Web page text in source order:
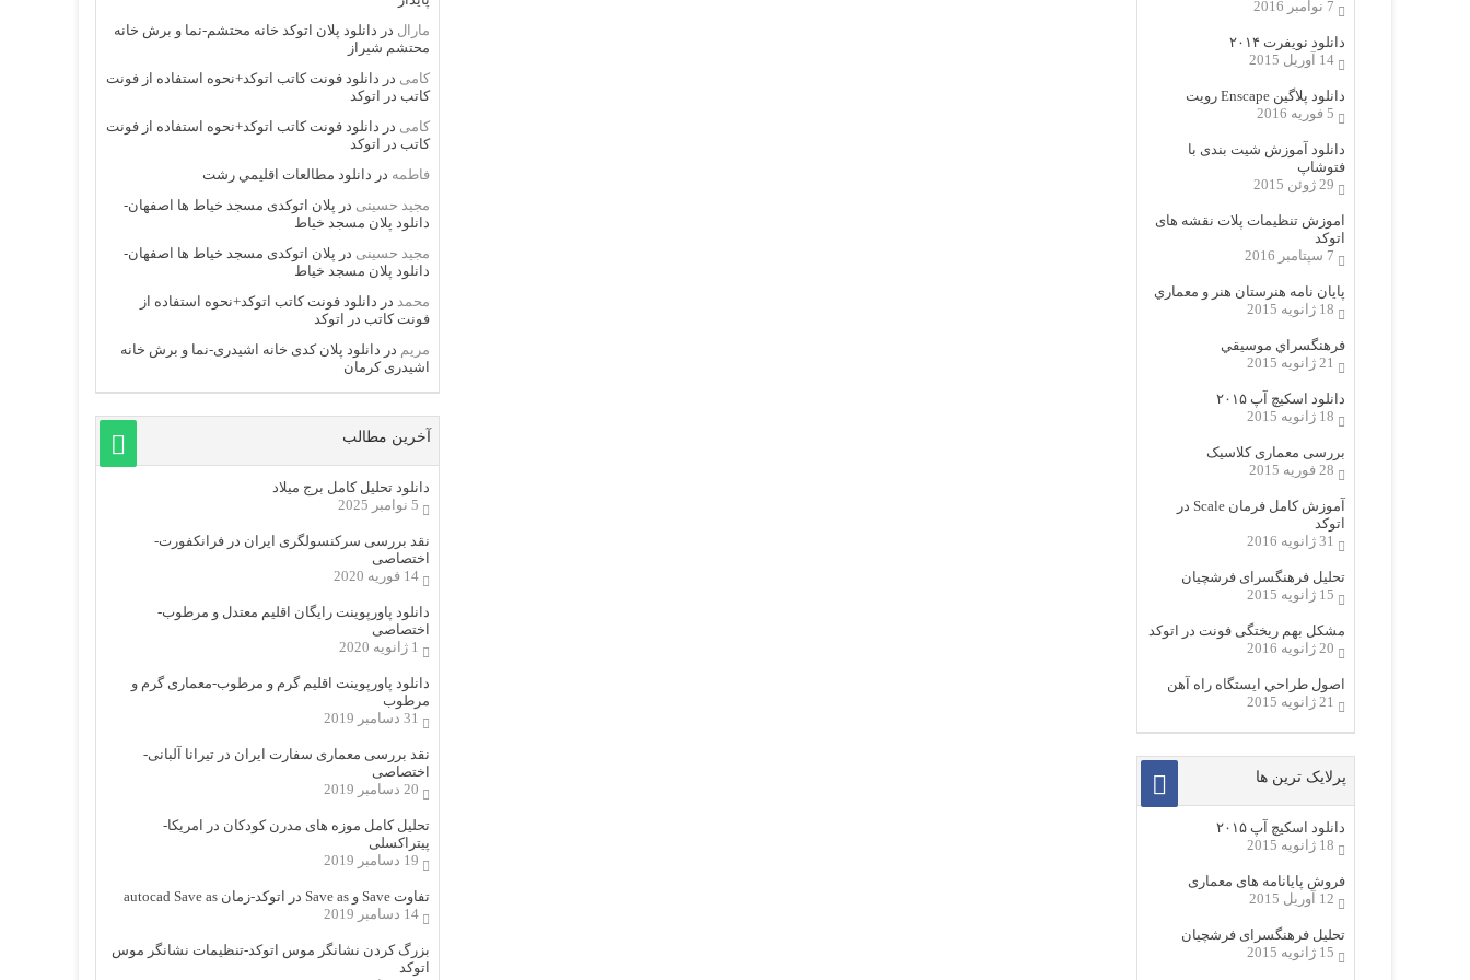
7 نوامبر 2016
دانلود نویفرت ۲۰۱۴
14 آوریل 2015
دانلود پلاگین Enscape رویت
5 فوریه 2016
دانلود آموزش شیت بندی با
فتوشاپ
29 ژوئن 2015
اموزش تنظیمات پلات نقشه های
اتوکد
7 سپتامبر 2016
پایان نامه هنرستان هنر و معماري
18 ژانویه 2015
فرهنگسراي موسيقي
21 ژانویه 2015
دانلود اسکیچ آپ ۲۰۱۵
18 ژانویه 2015
بررسی معماری کلاسیک
28 فوریه 2015
آموزش کامل فرمان Scale در
اتوکد
31 ژانویه 2016
تحلیل فرهنگسرای فرشچیان
15 ژانویه 2015
مشکل بهم ریختگی فونت در اتوکد
20 ژانویه 2016
اصول طراحي ایستگاه راه آهن
21 ژانویه 2015
پرلایک ترین ها
دانلود اسکیچ آپ ۲۰۱۵
18 ژانویه 2015
فروش پایانامه های معماری
12 آوریل 2015
تحلیل فرهنگسرای فرشچیان
15 ژانویه 2015
مارال در دانلود پلان اتوکد خانه محتشم-نما و برش خانه
محتشم شیراز
کامی در دانلود فونت کاتب اتوکد+نحوه استفاده از فونت
کاتب در اتوکد
کامی در دانلود فونت کاتب اتوکد+نحوه استفاده از فونت
کاتب در اتوکد
فاطمه در دانلود مطالعات اقليمي رشت
مجید حسینی در پلان اتوکدی مسجد خیاط ها اصفهان-
دانلود پلان مسجد خیاط
مجید حسینی در پلان اتوکدی مسجد خیاط ها اصفهان-
دانلود پلان مسجد خیاط
محمد در دانلود فونت کاتب اتوکد+نحوه استفاده از
فونت کاتب در اتوکد
مریم در دانلود پلان کدی خانه اشیدری-نما و برش خانه
اشیدری کرمان
آخرین مطالب
دانلود تحلیل کامل برج میلاد
5 نوامبر 2025
نقد بررسی سرکنسولگری ایران در فرانکفورت-
اختصاصی
14 فوریه 2020
دانلود پاورپوینت رایگان اقلیم معتدل و مرطوب-
اختصاصی
1 ژانویه 2020
دانلود پاورپوینت اقلیم گرم و مرطوب-معماری گرم و
مرطوب
31 دسامبر 2019
نقد بررسی معماری سفارت ایران در تیرانا آلبانی-
اختصاصی
20 دسامبر 2019
تحلیل کامل موزه های مدرن کودکان در امریکا-
پیتراکسلی
19 دسامبر 2019
تفاوت Save و Save as در اتوکد-زمان autocad Save as
14 دسامبر 2019
بزرگ کردن نشانگر موس اتوکد-تنظیمات نشانگر موس
اتوکد